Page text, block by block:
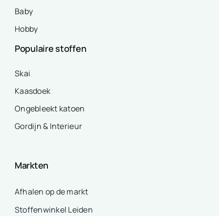
Baby
Hobby
Populaire stoffen
Skai
Kaasdoek
Ongebleekt katoen
Gordijn & Interieur
Markten
Afhalen op de markt
Stoffenwinkel Leiden